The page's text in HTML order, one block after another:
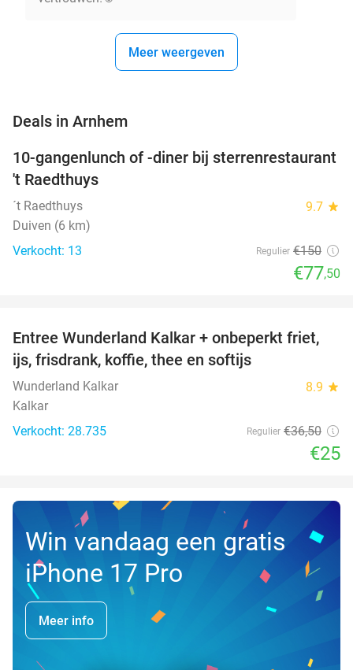
Meer weergeven
Deals in Arnhem
48%
NEW
TODAY
10-gangenlunch of -diner bij sterrenrestaurant
't Raedthuys
´t Raedthuys 9.7 star
Duiven (6 km)
Verkocht: 13
Regulier €150
€77,50
32%
Entree Wunderland Kalkar + onbeperkt friet,
ijs, frisdrank, koffie, thee en softijs
Wunderland Kalkar 8.9 star
Kalkar
Verkocht: 28.735
Regulier €36,50
€25
Win vandaag een gratis
iPhone 17 Pro
Meer info